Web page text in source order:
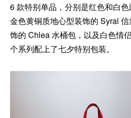
6 款特别单品，分别是红色和白
金色黄铜质地心型装饰的 Syral
饰的 Chlea 水桶包，以及白色情
个系列配上了七夕特别包装。